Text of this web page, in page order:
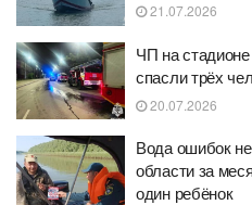
21.07.2026
ЧП на
спасли трёх
20.07.2026
Вода ошибок
области за
один ребёнок